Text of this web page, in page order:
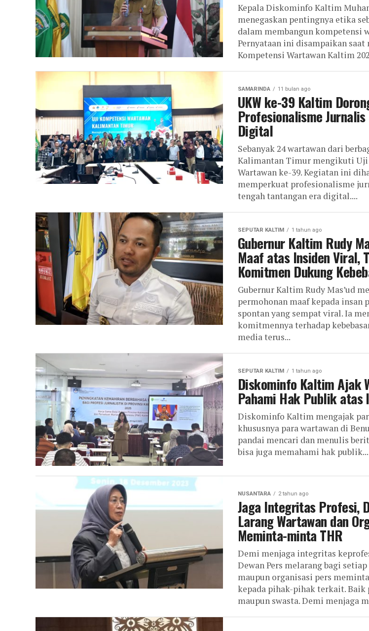
Kepala Diskominfo Kaltim
menegaskan pentingnya etika
dalam membangun kompetensi
Pernyataan ini disampaikan saat
Kompetensi Wartawan Kaltim
SAMARINDA 11 bulan ago
UKW ke-39 Kaltim
Profesionalisme
Digital
Sebanyak 24 wartawan dari
Kalimantan Timur mengikuti Uji
Wartawan ke-39. Kegiatan ini
memperkuat profesionalisme
tengah tantangan era digital....
SEPUTAR KALTIM 1 tahun ago
Gubernur Kaltim Rudy
Maaf atas Insiden Viral,
Komitmen Dukung
Gubernur Kaltim Rudy Mas’ud
permohonan maaf kepada insan
spontan yang sempat viral. Ia
komitmennya terhadap
media terus...
SEPUTAR KALTIM 1 tahun ago
Diskominfo Kaltim Ajak
Pahami Hak Publik atas
Diskominfo Kaltim mengajak
khususnya para wartawan di
pandai mencari dan menulis
bisa juga memahami hak publik...
NUSANTARA 2 tahun ago
Jaga Integritas Profesi,
Larang Wartawan dan
Meminta-minta THR
Demi menjaga integritas
Dewan Pers melarang bagi
maupun organisasi pers
kepada pihak-pihak terkait. Baik
maupun swasta. Demi menjaga